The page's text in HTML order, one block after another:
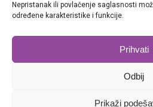
Nepristanak ili povlačenje saglasnosti
određene karakteristike i funkcije.
Prihvati
Odbij
Prikaži
Sva prava zadržana (c) Revita